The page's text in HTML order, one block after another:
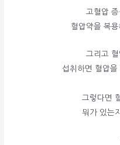
고혈압
혈압약을 복
그리고
섭취하면 혈압
그렇다면
뭐가 있는